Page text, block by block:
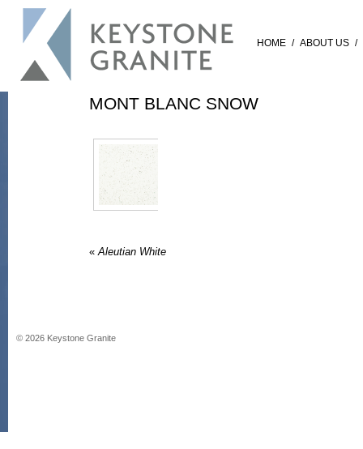
HOME / ABOUT US /
MONT BLANC SNOW
« Aleutian White
© 2026 Keystone Granite